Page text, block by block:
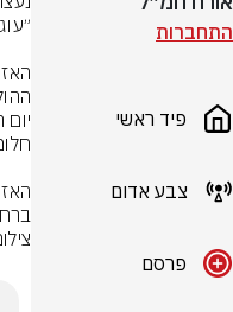
התחברות
פיד ראשי
צבע אדום
פרסם
צילום: